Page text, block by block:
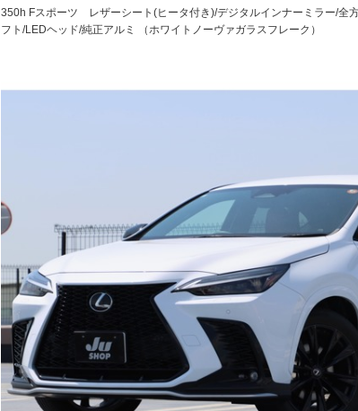
350h Fスポーツ レザーシート(ヒータ付き)/デジタルインナーミラー/全
フト/LEDヘッド/純正アルミ （ホワイトノーヴァガラスフレーク）